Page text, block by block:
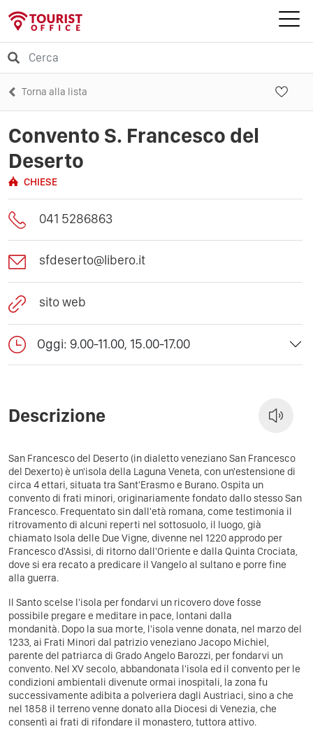
Torna alla lista
Convento S. Francesco del
Deserto
CHIESE
041 5286863
sfdeserto@libero.it
sito web
Oggi: 9.00-11.00, 15.00-17.00
Descrizione
San Francesco del Deserto (in dialetto veneziano San Francesco
del Dexerto) è un'isola della Laguna Veneta, con un'estensione di
circa 4 ettari, situata tra Sant'Erasmo e Burano. Ospita un
convento di frati minori, originariamente fondato dallo stesso San
Francesco. Frequentato sin dall'età romana, come testimonia il
ritrovamento di alcuni reperti nel sottosuolo, il luogo, già
chiamato Isola delle Due Vigne, divenne nel 1220 approdo per
Francesco d'Assisi, di ritorno dall'Oriente e dalla Quinta Crociata,
dove si era recato a predicare il Vangelo al sultano e porre fine
alla guerra.
Il Santo scelse l'isola per fondarvi un ricovero dove fosse
possibile pregare e meditare in pace, lontani dalla
mondanità. Dopo la sua morte, l'isola venne donata, nel marzo del
1233, ai Frati Minori dal patrizio veneziano Jacopo Michiel,
parente del patriarca di Grado Angelo Barozzi, per fondarvi un
convento. Nel XV secolo, abbandonata l'isola ed il convento per le
condizioni ambientali divenute ormai inospitali, la zona fu
successivamente adibita a polveriera dagli Austriaci, sino a che
nel 1858 il terreno venne donato alla Diocesi di Venezia, che
consentì ai frati di rifondare il monastero, tuttora attivo.